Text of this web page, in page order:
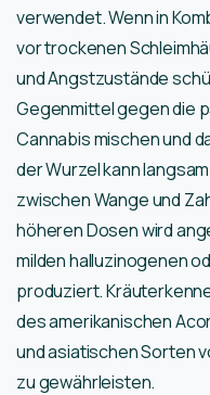
verwendet. Wenn in
vor trockenen
und Angstzustände
Gegenmittel gegen die
Cannabis mischen und
der Wurzel kann
zwischen Wange und
höheren Dosen wird
milden halluzinogenen
produziert.
des amerikanischen
und asiatischen Sorten
zu gewährleisten.